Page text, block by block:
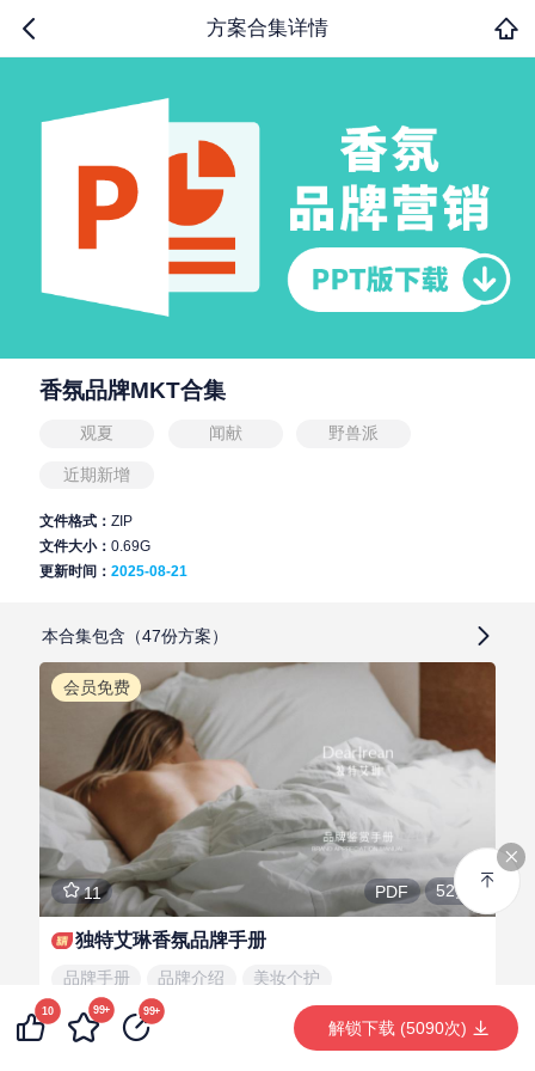
方案合集详情
香氛品牌MKT合集
观夏 闻献 野兽派
近期新增
文件格式：ZIP
文件大小：0.69G
更新时间：2025-08-21
本合集包含（47份方案）
会员免费
11 PDF 52页
独特艾琳香氛品牌手册
品牌手册 品牌介绍 美妆个护
麦瑶 LV.1
10 99+ 99+
解锁下载 (5090次)